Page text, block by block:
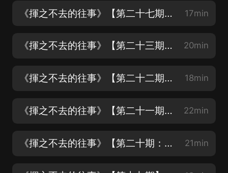
《揮之不去的往事》【第二十七期——粵上心頭】主播：銘軒 17min
《揮之不去的往事》【第二十三期——星爺不新，喜劇再來】主播：銘軒 20min
《揮之不去的往事》【第二十二期——一個人】主播：銘軒 18min
《揮之不去的往事》【第二十一期——聽，音樂在耳邊】主播：銘軒&柒夏 22min
《揮之不去的往事》【第二十期：一起來唱K】主播：柒夏 21min